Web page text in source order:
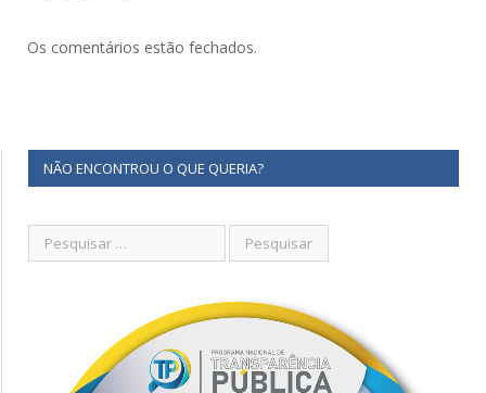
Os comentários estão fechados.
NÃO ENCONTROU O QUE QUERIA?